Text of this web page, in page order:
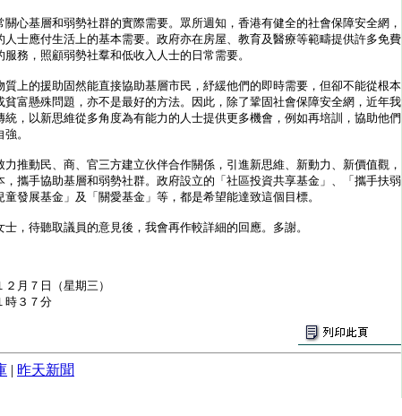
基層和弱勢社群的實際需要。眾所週知，香港有健全的社會保障安全網，
人士應付生活上的基本需要。政府亦在房屋、教育及醫療等範疇提供許多免費
服務，照顧弱勢社羣和低收入人士的日常需要。
的援助固然能直接協助基層市民，紓緩他們的即時需要，但卻不能從根本
貧富懸殊問題，亦不是最好的方法。因此，除了鞏固社會保障安全網，近年我
統，以新思維從多角度為有能力的人士提供更多機會，例如再培訓，協助他們
。
動民、商、官三方建立伙伴合作關係，引進新思維、新動力、新價值觀，
，攜手協助基層和弱勢社群。政府設立的「社區投資共享基金」、「攜手扶弱
童發展基金」及「關愛基金」等，都是希望能達致這個目標。
待聽取議員的意見後，我會再作較詳細的回應。多謝。
２月７日（星期三）
時３７分
| 昨天新聞